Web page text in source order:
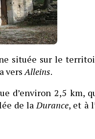
située sur le
versAlleins.
d’environ 2,5 km,
de laDurance, et à